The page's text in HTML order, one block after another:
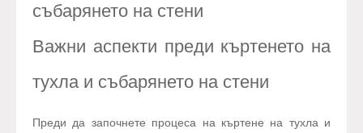
събарянето на стени
Важни аспекти преди къртенето на
тухла и събарянето на стени
Преди да започнете процеса на къртене на тухла и